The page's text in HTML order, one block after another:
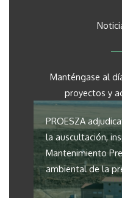
Manténgase al
proyectos y
PROESZA
la auscultación,
Mantenimiento
ambiental de la